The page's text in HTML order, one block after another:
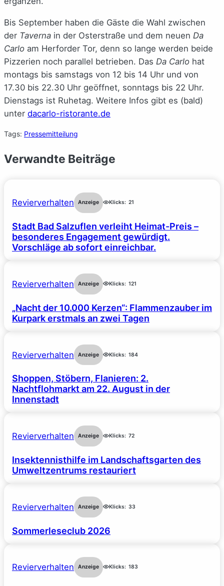
Bis September haben die Gäste die Wahl zwischen
der Taverna in der Osterstraße und dem neuen Da
Carlo am Herforder Tor, denn so lange werden beide
Pizzerien noch parallel betrieben. Das Da Carlo hat
montags bis samstags von 12 bis 14 Uhr und von
17.30 bis 22.30 Uhr geöffnet, sonntags bis 22 Uhr.
Dienstags ist Ruhetag. Weitere Infos gibt es (bald)
unter dacarlo-ristorante.de
Tags: Pressemitteilung
Verwandte Beiträge
Revierverhalten Anzeige Klicks: 21
Stadt Bad Salzuflen verleiht Heimat-Preis –
besonderes Engagement gewürdigt.
Vorschläge ab sofort einreichbar.
Revierverhalten Anzeige Klicks: 121
„Nacht der 10.000 Kerzen“: Flammenzauber im
Kurpark erstmals an zwei Tagen
Revierverhalten Anzeige Klicks: 184
Shoppen, Stöbern, Flanieren: 2.
Nachtflohmarkt am 22. August in der
Innenstadt
Revierverhalten Anzeige Klicks: 72
Insektennisthilfe im Landschaftsgarten des
Umweltzentrums restauriert
Revierverhalten Anzeige Klicks: 33
Sommerleseclub 2026
Revierverhalten Anzeige Klicks: 183